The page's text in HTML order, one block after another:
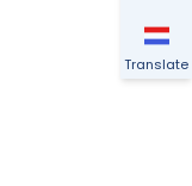
Translate